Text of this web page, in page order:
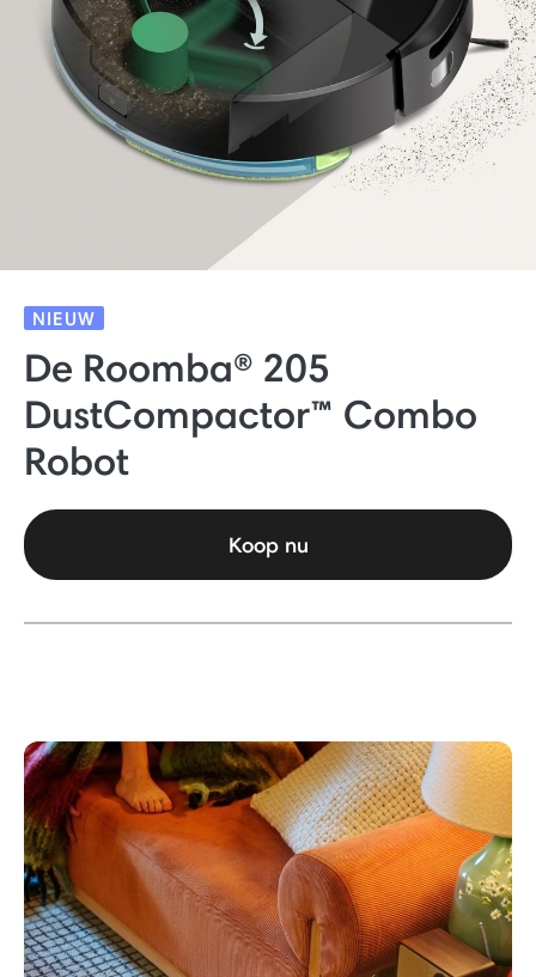
NIEUW
De Roomba® 205
DustCompactor™ Combo
Robot
Koop nu